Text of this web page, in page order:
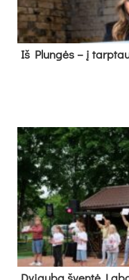
Iš Plungės – į